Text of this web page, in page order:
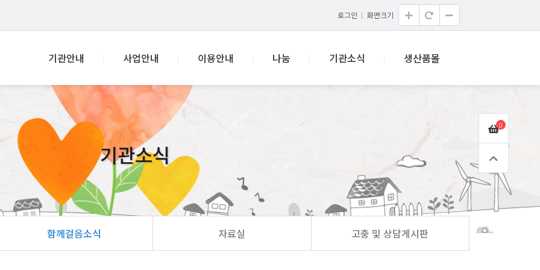
로그인 화면크기
기관안내 사업안내 이용안내 나눔 기관소식 생산품몰
기관소식
함께걸음소식 자료실 고충 및 상담게시판
0